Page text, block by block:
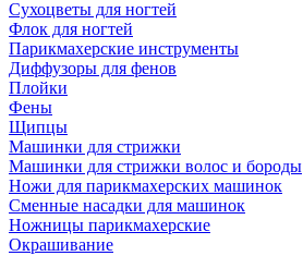
Сухоцветы для ногтей
Флок для ногтей
Парикмахерские инструменты
Диффузоры для фенов
Плойки
Фены
Щипцы
Машинки для стрижки
Машинки для стрижки волос и бороды
Ножи для парикмахерских машинок
Сменные насадки для машинок
Ножницы парикмахерские
Окрашивание